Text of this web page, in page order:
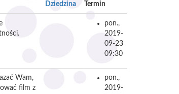
Dziedzina Termin
pon.,
2019-
09-23
09:30
Wam,
film z
pon.,
2019-